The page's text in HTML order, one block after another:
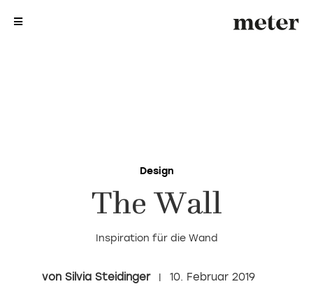
Design
The Wall
Inspiration für die Wand
Silvia Steidinger 10. Februar 2019